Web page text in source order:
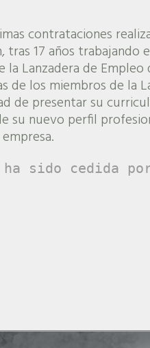
contrataciones
17 años trabajando
Lanzadera de Empleo
de los miembros de la
de presentar su
su nuevo perfil
sido cedida